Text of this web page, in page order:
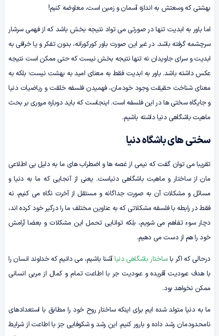
بهشتی که وسعتش به اندازه آسمان و زمین است، معاوضه کنیم!
اما باور به ابدیت تنها در صورتی می تواد نتیجه بخش باشد که از فهمی سرشار
سرچشمه گرفته باشد. در غیر این صورت باور کورکورانه، بدون تفکر و یا خرافی به
ابدیت و سرای جاویدان نه تنها نتیجه بخش نیست که حتی ممکن است نتیجه
عکس داشته باشد. باور به ابدیت فقط به معنای امید به بهشت نیست؛ بلکه به
معنای شناخت حقیقت وجود خودمان، فهمیدن فلسفه خلقت و ریاضیات دنیا
و جایگاه سختی ها در این فلسفه است. اینجاست که باید دوباره مروری بر بحث
ماهیت باشگاهی دنیا داشته باشیم.
سختی های باشگاه دنیا
تقریبا می توان گفت که نیمی از غصه ها و اضطراب های ما به دلیل بی اطلاعی
مان از ساختار و ماهیت باشگاهی دنیاست. یعنی از آنجایی که ما به دنیا و
مسائل و مشکلات آن به صورت جداگانه و مستقل از آخرت نگاه می کنیم، نه
فقط در رابطه با فلسفه مشکلاتی که به عناوین مختلف ما را درگیر خود کرده اند،
دچار سوء تفاهم می شویم، بلکه توانایی تحمل این مشکلات و بعضا آرامش
خود را هم از دست می دهیم.
درحالی که اگر باساختار باشگاهی دنیاآشنا باشیم، می دانیم که خداوند انسان را
با هدف عبودیت آفریده و عبودیت جر با اطاعت تمام و کمال از مربی انسانی
ممکن نخواهد بود.
ما به دنیا متولد شده ایم برای اینکه ساختار روح خود را مطابق با استعدادهای
نامحدودمان رشد داده و بارور کنیم. این رشد و شکوفایی جز با اطاعت از شرایط